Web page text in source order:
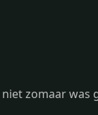
zomaar was